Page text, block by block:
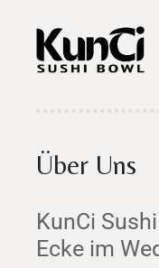
Über Uns
KunCi
Ecke im